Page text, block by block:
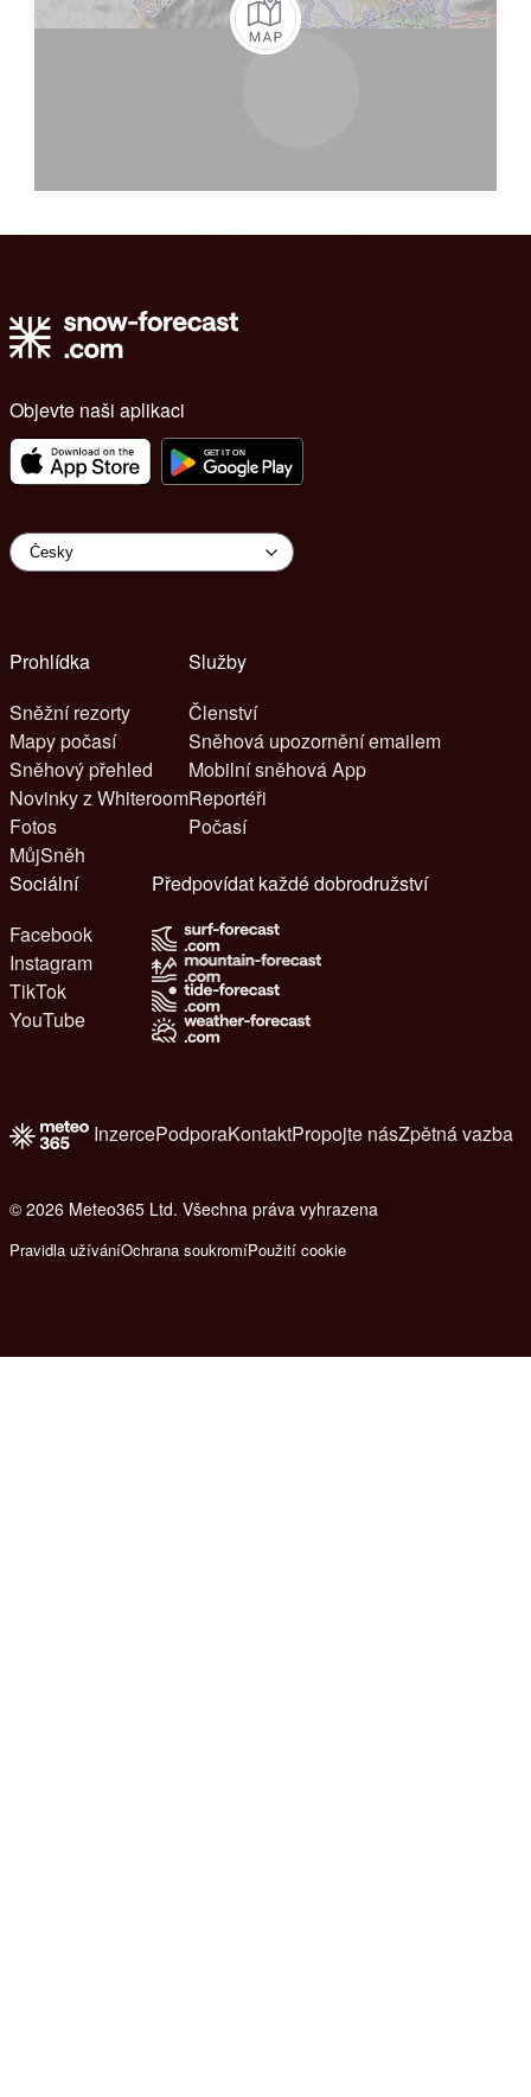
Objevte naši aplikaci
Prohlídka
Sněžní rezorty
Mapy počasí
Sněhový přehled
Novinky z Whiteroom
Fotos
MůjSněh
Služby
Členství
Sněhová upozornění emailem
Mobilní sněhová App
Reportéři
Počasí
Sociální
Facebook
Instagram
TikTok
YouTube
Předpovídat každé dobrodružství
InzercePodporaKontaktPropojte násZpětná vazba
© 2026 Meteo365 Ltd. Všechna práva vyhrazena
Pravidla užíváníOchrana soukromíPoužití cookie